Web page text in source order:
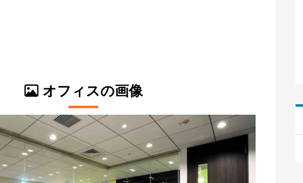
オフィスの画像